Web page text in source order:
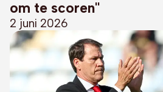
om te scoren"
2 juni 2026